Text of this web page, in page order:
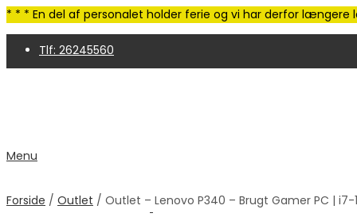
* * * En del af personalet holder ferie og vi har derfor
Tlf: 26245560
Menu
Forside / Outlet / Outlet – Lenovo P340 – Brugt Gamer PC | i7-